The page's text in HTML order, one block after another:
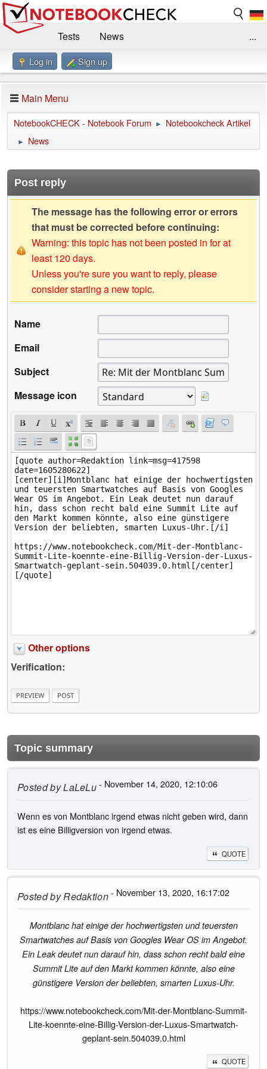
Tests
News
Benchmarks / Technik
Forum
Impressum
...
Log in Sign up
Main Menu
NotebookCHECK - Notebook Forum ► Notebookcheck Artikel
► News
Post reply
The message has the following error or errors
that must be corrected before continuing:
Warning: this topic has not been posted in for at
least 120 days.
Unless you're sure you want to reply, please
consider starting a new topic.
Name
Email
Subject
Message icon
Other options
Verification:
Topic summary
Posted byLaLeLu- November 14, 2020, 12:10:06
Wenn es von Montblanc irgend etwas nicht geben wird, dann
ist es eine Billigversion von irgend etwas.
QUOTE
Posted byRedaktion- November 13, 2020, 16:17:02
Montblanc hat einige der hochwertigsten und teuersten
Smartwatches auf Basis von Googles Wear OS im Angebot.
Ein Leak deutet nun darauf hin, dass schon recht bald eine
Summit Lite auf den Markt kommen könnte, also eine
günstigere Version der beliebten, smarten Luxus-Uhr.
https://www.notebookcheck.com/Mit-der-Montblanc-Summit-
Lite-koennte-eine-Billig-Version-der-Luxus-Smartwatch-
geplant-sein.504039.0.html
QUOTE